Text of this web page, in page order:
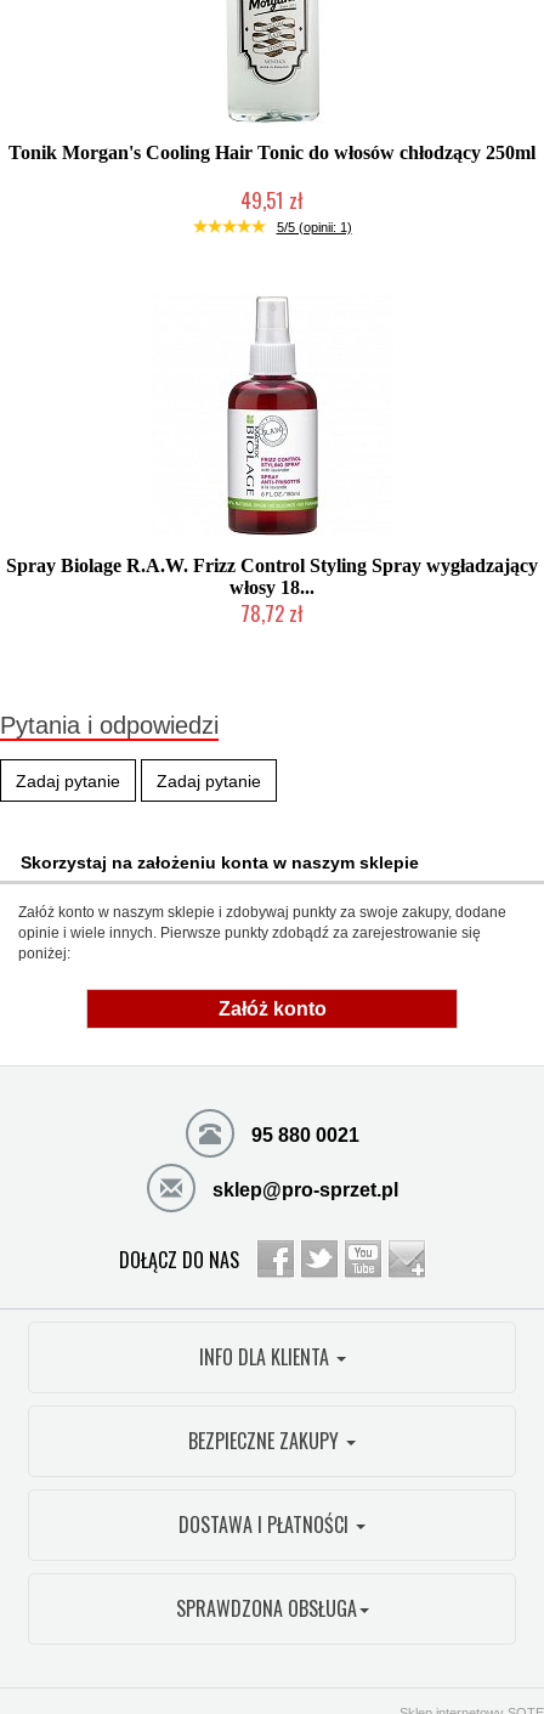
Tonik Morgan's Cooling Hair Tonic do włosów chłodzący 250ml
49,51 zł
Mała ilość (wysyłka w 24h)
5/5 (opinii: 1)
Spray Biolage R.A.W. Frizz Control Styling Spray wygładzający
włosy 18...
78,72 zł
Pytania i odpowiedzi
Zadaj pytanie Zadaj pytanie
Skorzystaj na założeniu konta w naszym sklepie
Załóż konto w naszym sklepie i zdobywaj punkty za swoje zakupy, dodane
opinie i wiele innych. Pierwsze punkty zdobądź za zarejestrowanie się
poniżej:
Załóż konto
95 880 0021
sklep@pro-sprzet.pl
DOŁĄCZ DO NAS
INFO DLA KLIENTA
BEZPIECZNE ZAKUPY
DOSTAWA I PŁATNOŚCI
SPRAWDZONA OBSŁUGA